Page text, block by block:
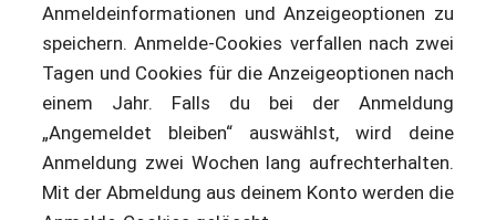
Anmeldeinformationen und Anzeigeoptionen zu
speichern. Anmelde-Cookies verfallen nach zwei
Tagen und Cookies für die Anzeigeoptionen nach
einem Jahr. Falls du bei der Anmeldung
„Angemeldet bleiben“ auswählst, wird deine
Anmeldung zwei Wochen lang aufrechterhalten.
Mit der Abmeldung aus deinem Konto werden die